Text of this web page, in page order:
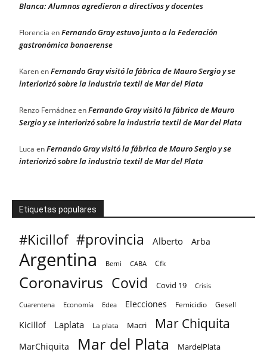
Blanca: Alumnos agredieron a directivos y docentes
Florencia enFernando Gray estuvo junto a la Federación
gastronómica bonaerense
KarenenFernando Gray visitó la fábrica de Mauro Sergio y se
interiorizó sobre la industria textil de Mar del Plata
Renzo Fernádnez enFernando Gray visitó la fábrica de Mauro
Sergio y se interiorizó sobre la industria textil de Mar del Plata
Luca enFernando Gray visitó la fábrica de Mauro Sergio y se
interiorizó sobre la industria textil de Mar del Plata
Etiquetas populares
#Kicillof #provincia Alberto Arba
Argentina Berni CABA Cfk
Coronavirus Covid Covid 19 Crisis
Cuarentena Economía Edea Elecciones Femicidio Gesell
Kicillof Laplata La plata Macri Mar Chiquita
MarChiquita Mar del Plata MardelPlata